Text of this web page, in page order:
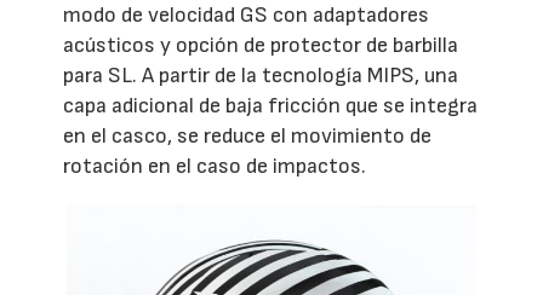
modo de velocidad GS con adaptadores
acústicos y opción de protector de barbilla
para SL. A partir de la tecnología MIPS, una
capa adicional de baja fricción que se integra
en el casco, se reduce el movimiento de
rotación en el caso de impactos.